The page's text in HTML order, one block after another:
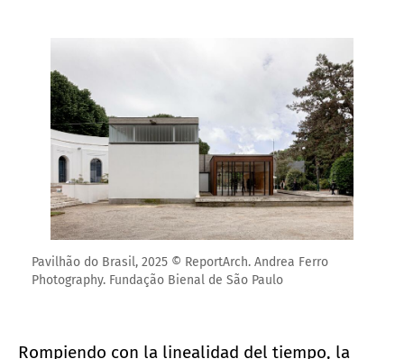
Pavilhão do Brasil, 2025 © ReportArch. Andrea Ferro
Photography. Fundação Bienal de São Paulo
Rompiendo con la linealidad del tiempo, la